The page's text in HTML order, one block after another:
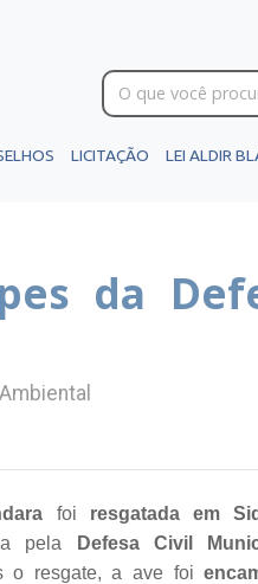
LICITAÇÃO LEI ALDIR
da
foi resgatada em
pela
Defesa Civil
o resgate, a ave foi